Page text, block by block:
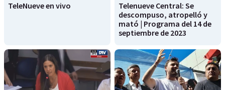
TeleNueve en vivo
Telenueve Central: Se
descompuso, atropelló y
mató | Programa del 14 de
septiembre de 2023